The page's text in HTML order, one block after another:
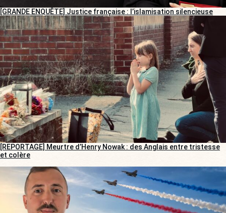
[GRANDE ENQUÊTE] Justice française : l’islamisation silencieuse
[REPORTAGE] Meurtre d’Henry Nowak : des Anglais entre tristesse
et colère